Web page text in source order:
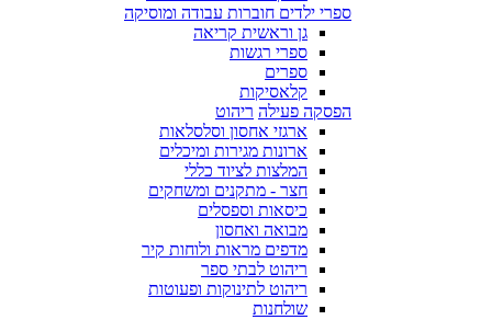
ספרי ילדים חוברות עבודה ומוסיקה
גן וראשית קריאה
ספרי רגשות
ספרים
קלאסיקות
הפסקה פעילה ריהוט
ארגזי אחסון וסלסלאות
ארונות מגירות ומיכלים
המלצות לציוד כללי
חצר - מתקנים ומשחקים
כיסאות וספסלים
מבואה ואחסון
מדפים מראות ולוחות קיר
ריהוט לבתי ספר
ריהוט לתינוקות ופעוטות
שולחנות